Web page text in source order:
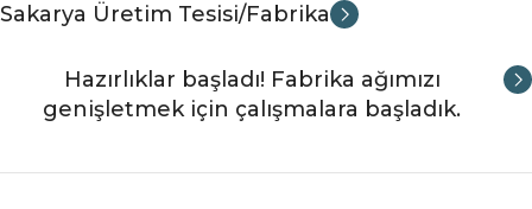
Sakarya Üretim Tesisi/Fabrika
Hazırlıklar başladı! Fabrika ağımızı
genişletmek için çalışmalara başladık.